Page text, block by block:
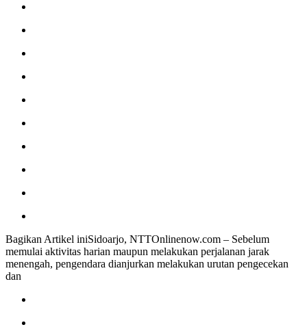
Bagikan Artikel iniSidoarjo, NTTOnlinenow.com – Sebelum
memulai aktivitas harian maupun melakukan perjalanan jarak
menengah, pengendara dianjurkan melakukan urutan pengecekan
dan